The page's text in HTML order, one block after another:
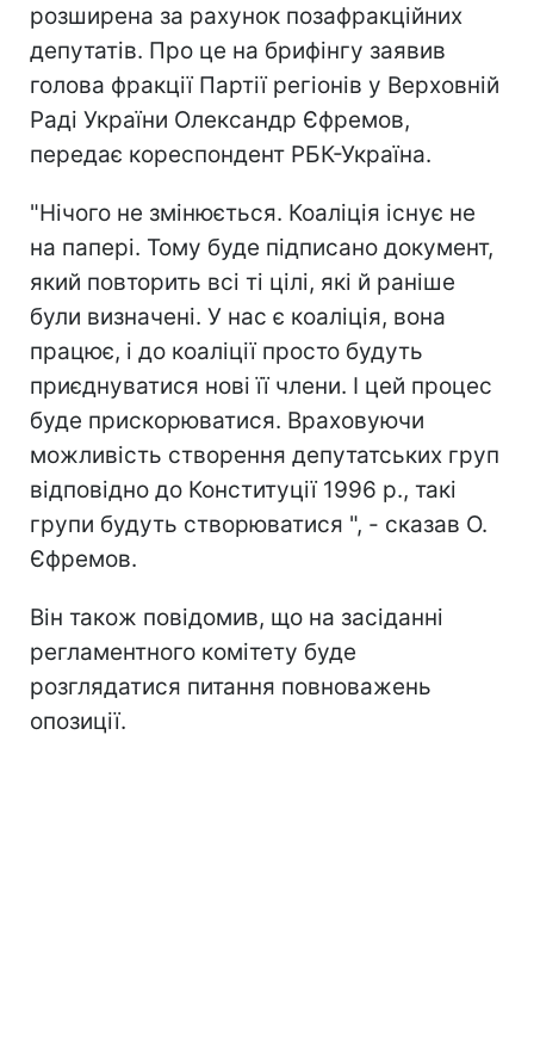
розширена за рахунок позафракційних
депутатів. Про це на брифінгу заявив
голова фракції Партії регіонів у Верховній
Раді України Олександр Єфремов,
передає кореспондент РБК-Україна.
"Нічого не змінюється. Коаліція існує не
на папері. Тому буде підписано документ,
який повторить всі ті цілі, які й раніше
були визначені. У нас є коаліція, вона
працює, і до коаліції просто будуть
приєднуватися нові її члени. І цей процес
буде прискорюватися. Враховуючи
можливість створення депутатських груп
відповідно до Конституції 1996 р., такі
групи будуть створюватися ", - сказав О.
Єфремов.
Він також повідомив, що на засіданні
регламентного комітету буде
розглядатися питання повноважень
опозиції.